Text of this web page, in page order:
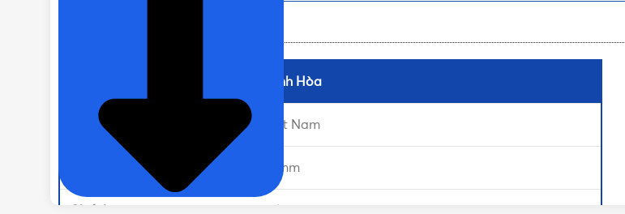
Minh Hòa
Sản xuất tại Việt Nam
Đường kính ren 42mm